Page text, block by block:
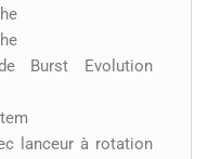
Burst Evolution
lanceur à rotation